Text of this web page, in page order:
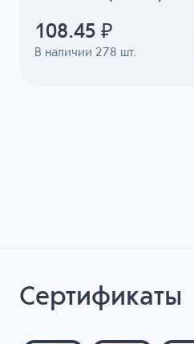
В наличии 278 шт.
108.45 ₽
Сертификаты